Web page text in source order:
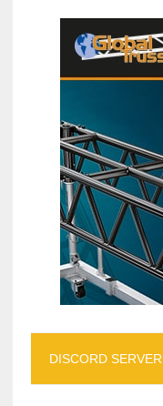
DISCORD SERVER